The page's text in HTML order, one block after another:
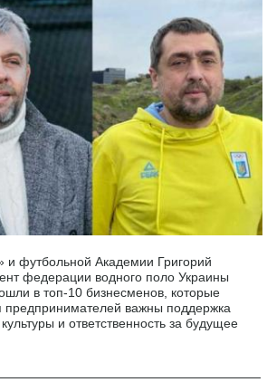
и футбольной Академии Григорий
федерации водного поло Украины
в топ-10 бизнесменов, которые
предпринимателей важны поддержка
и ответственность за будущее